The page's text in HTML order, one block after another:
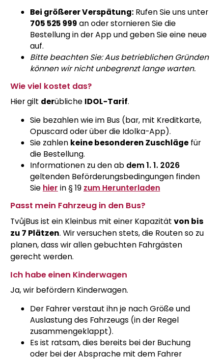
Bei größerer Verspätung: Rufen Sie uns unter
705 525 999 anoder stornieren Sie die
Bestellung in der App und geben Sie eine neue
auf.
Bitte beachten Sie: Aus betrieblichen Gründen
können wir nicht unbegrenzt lange warten.
Wie viel kostet das?
Hier gilt derübliche IDOL-Tarif.
Sie bezahlen wie im Bus (bar, mit Kreditkarte,
Opuscard oder über die Idolka-App).
Sie zahlen keine besonderen Zuschläge für
die Bestellung.
Informationen zu den ab dem 1. 1. 2026
geltenden Beförderungsbedingungen finden
Sie hier in § 19 zum Herunterladen
Passt mein Fahrzeug in den Bus?
TvůjBus ist ein Kleinbus mit einer Kapazität von bis
zu 7 Plätzen. Wir versuchen stets, die Routen so zu
planen, dass wir allen gebuchten Fahrgästen
gerecht werden.
Ich habe einen Kinderwagen
Ja, wir befördern Kinderwagen.
Der Fahrer verstaut ihn je nach Größe und
Auslastung des Fahrzeugs (in der Regel
zusammengeklappt).
Es ist ratsam, dies bereits bei der Buchung
oder bei der Absprache mit dem Fahrer